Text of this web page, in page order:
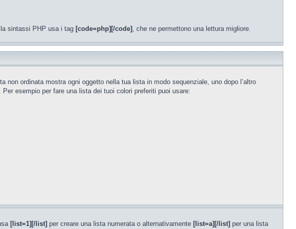
sintassi PHP usa i tag [code=php][/code] , che ne permettono una lettura migliore.
ordinata mostra ogni oggetto nella tua lista in modo sequenziale, uno dopo l’altro
. Per esempio per fare una lista dei tuoi colori preferiti puoi usare:
[list=1][/list] per creare una lista numerata o alternativamente [list=a][/list] per una lista